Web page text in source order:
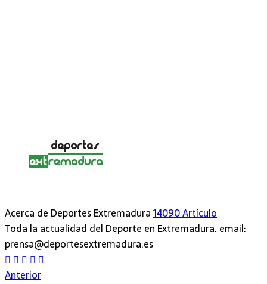
Acerca de Deportes Extremadura14090 Artículo
Toda la actualidad del Deporte en Extremadura. email:
prensa@deportesextremadura.es
Sitio
web
Facebook
Instagram
Twitter
Anterior